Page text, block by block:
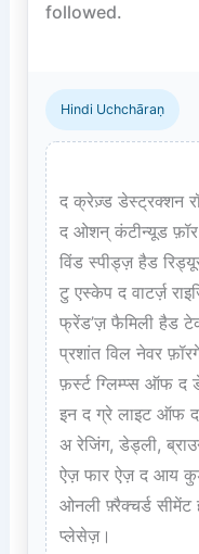
followed.
Hindi Uchchāraṇ
द क्रेज़्ड डेस्ट्रक्शन
द ओशन् कंटीन्यूड
विंड स्पीड्ज़ हैड
टु एस्केप द वाटर्ज़
फ्रेंड’ज़ फैमिली हैड
प्रशांत विल नेवर
फ़र्स्ट ग्लिम्प्स ऑफ द
इन द ग्रे लाइट ऑफ द
अ रेजिंग, डेड्ली,
ऐज़ फार ऐज़ द आय
ओनली फ़्रैक्चर्ड
प्लेसेज़।